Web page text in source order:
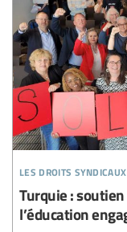
les droits
Turquie :
l’éducation